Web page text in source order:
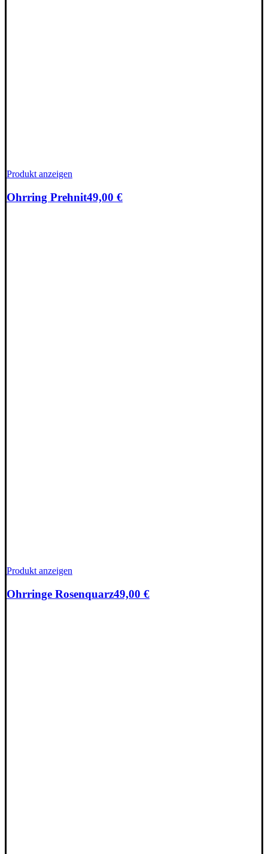
Produkt anzeigen
Ohrring Prehnit49,00 €
Produkt anzeigen
Ohrringe Rosenquarz49,00 €